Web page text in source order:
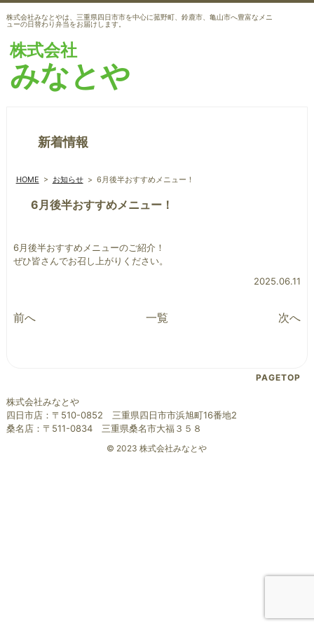
株式会社みなとやは、三重県四日市市を中心に菰野町、鈴鹿市、亀山市へ豊富なメニ
ューの日替わり弁当をお届けします。
株式会社
みなとや
新着情報
HOME > お知らせ> 6月後半おすすめメニュー！
6月後半おすすめメニュー！
6月後半おすすめメニューのご紹介！
ぜひ皆さんでお召し上がりください。
2025.06.11
前へ 一覧 次へ
PAGETOP
株式会社みなとや
四日市店：〒510-0852 三重県四日市市浜旭町16番地2
桑名店：〒511-0834 三重県桑名市大福３５８
© 2023 株式会社みなとや